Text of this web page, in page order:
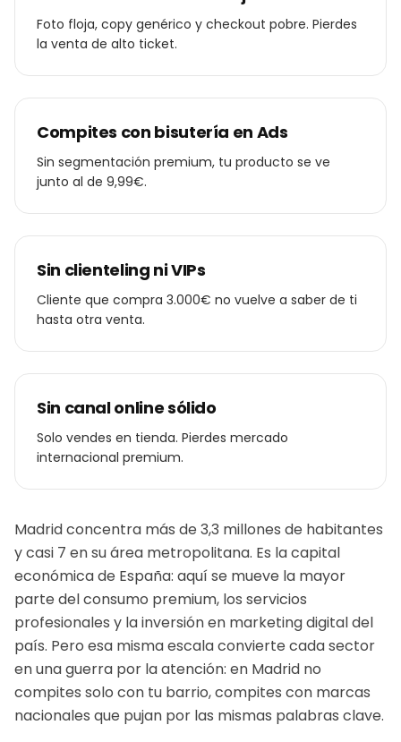
Foto floja, copy genérico y checkout pobre. Pierdes
la venta de alto ticket.
Compites con bisutería en Ads
Sin segmentación premium, tu producto se ve
junto al de 9,99€.
Sin clienteling ni VIPs
Cliente que compra 3.000€ no vuelve a saber de ti
hasta otra venta.
Sin canal online sólido
Solo vendes en tienda. Pierdes mercado
internacional premium.
Madrid concentra más de 3,3 millones de habitantes
y casi 7 en su área metropolitana. Es la capital
económica de España: aquí se mueve la mayor
parte del consumo premium, los servicios
profesionales y la inversión en marketing digital del
país. Pero esa misma escala convierte cada sector
en una guerra por la atención: en Madrid no
compites solo con tu barrio, compites con marcas
nacionales que pujan por las mismas palabras clave.